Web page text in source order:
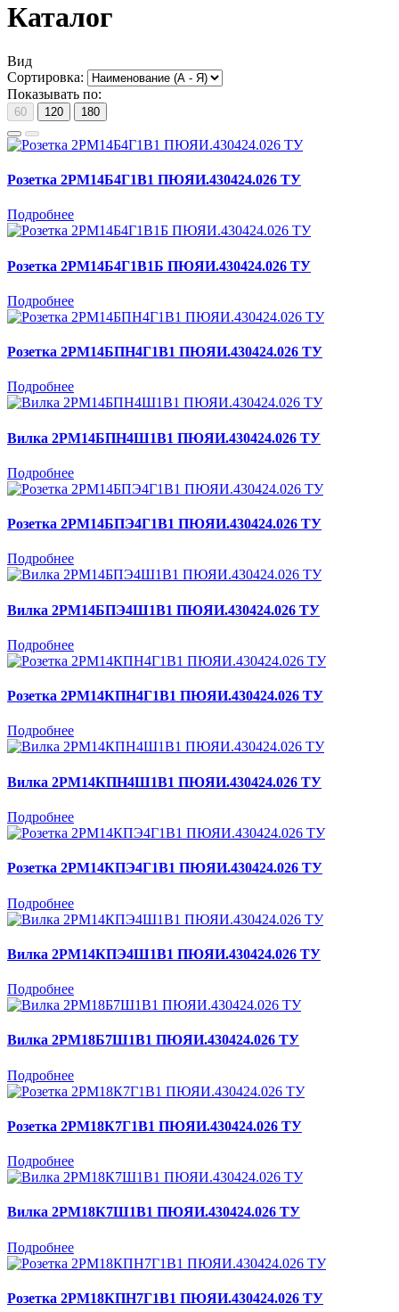
Каталог
Вид
Сортировка:
Показывать по:
60 120 180
Розетка 2РМ14Б4Г1В1 ПЮЯИ.430424.026 ТУ
Подробнее
Розетка 2РМ14Б4Г1В1Б ПЮЯИ.430424.026 ТУ
Подробнее
Розетка 2РМ14БПН4Г1В1 ПЮЯИ.430424.026 ТУ
Подробнее
Вилка 2РМ14БПН4Ш1В1 ПЮЯИ.430424.026 ТУ
Подробнее
Розетка 2РМ14БПЭ4Г1В1 ПЮЯИ.430424.026 ТУ
Подробнее
Вилка 2РМ14БПЭ4Ш1В1 ПЮЯИ.430424.026 ТУ
Подробнее
Розетка 2РМ14КПН4Г1В1 ПЮЯИ.430424.026 ТУ
Подробнее
Вилка 2РМ14КПН4Ш1В1 ПЮЯИ.430424.026 ТУ
Подробнее
Розетка 2РМ14КПЭ4Г1В1 ПЮЯИ.430424.026 ТУ
Подробнее
Вилка 2РМ14КПЭ4Ш1В1 ПЮЯИ.430424.026 ТУ
Подробнее
Вилка 2РМ18Б7Ш1В1 ПЮЯИ.430424.026 ТУ
Подробнее
Розетка 2РМ18К7Г1В1 ПЮЯИ.430424.026 ТУ
Подробнее
Вилка 2РМ18К7Ш1В1 ПЮЯИ.430424.026 ТУ
Подробнее
Розетка 2РМ18КПН7Г1В1 ПЮЯИ.430424.026 ТУ